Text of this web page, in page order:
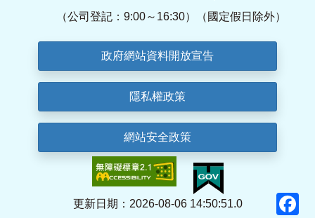
（公司登記：9:00～16:30）（國定假日除外）
政府網站資料開放宣告
隱私權政策
網站安全政策
更新日期：2026-08-06 14:50:51.0